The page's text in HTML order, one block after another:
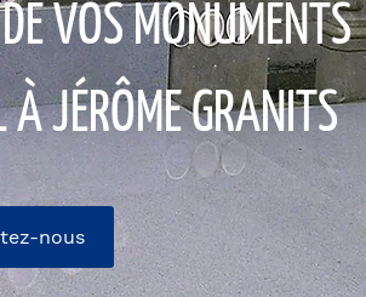
VOS MONUMENTS
À JÉRÔME GRANITS
nous